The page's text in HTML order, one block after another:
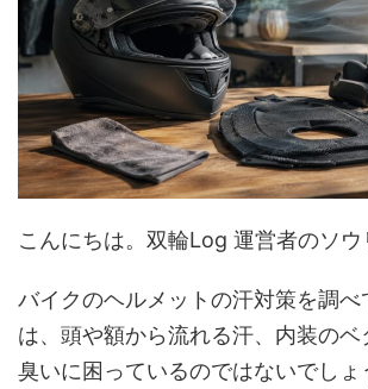
こんにちは。双輪Log 運営者のソウ
バイクのヘルメットの汗対策を調べ
は、頭や額から流れる汗、内装のベ
臭いに困っているのではないでしょ